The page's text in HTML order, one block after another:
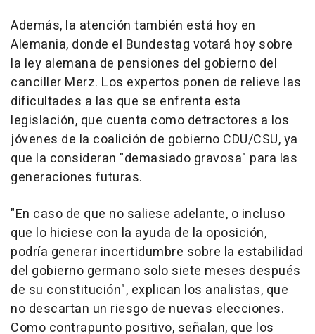
Además, la atención también está hoy en
Alemania, donde el Bundestag votará hoy sobre
la ley alemana de pensiones del gobierno del
canciller Merz. Los expertos ponen de relieve las
dificultades a las que se enfrenta esta
legislación, que cuenta como detractores a los
jóvenes de la coalición de gobierno CDU/CSU, ya
que la consideran "demasiado gravosa" para las
generaciones futuras.
"En caso de que no saliese adelante, o incluso
que lo hiciese con la ayuda de la oposición,
podría generar incertidumbre sobre la estabilidad
del gobierno germano solo siete meses después
de su constitución", explican los analistas, que
no descartan un riesgo de nuevas elecciones.
Como contrapunto positivo, señalan, que los